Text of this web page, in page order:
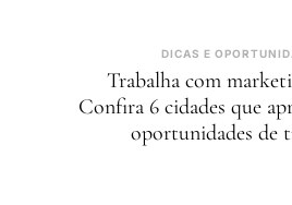
DICAS E
Trabalha com
Confira 6 cidades que
oportunidades de